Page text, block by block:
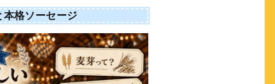
本格ソーセージ